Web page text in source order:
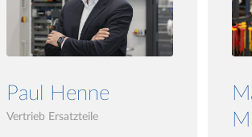
Paul Henne
Vertrieb Ersatzteile